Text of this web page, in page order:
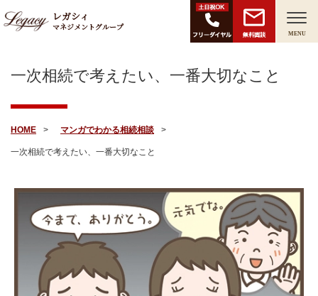
レガシィ
マネジメントグループ
無料面談 MENU
一次相続で考えたい、一番大切なこと
HOME マンガでわかる相続相談
一次相続で考えたい、一番大切なこと